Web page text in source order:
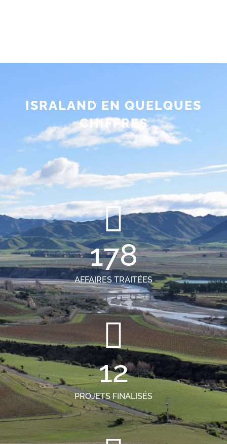
ISRALAND EN QUELQUES
CHIFFRES
178
AFFAIRES TRAITÉES
12
PROJETS FINALISÉS